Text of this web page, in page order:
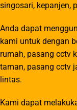
singosari, kepanjen,
Anda dapat
kami untuk dengan
rumah, pasang cctv
taman, pasang cctv
lintas.
Kami dapat